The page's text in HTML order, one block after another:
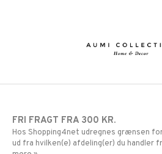
FRI FRAGT FRA 300 KR.
Hos Shopping4net udregnes grænsen
ud fra hvilken(e) afdeling(er) du handler